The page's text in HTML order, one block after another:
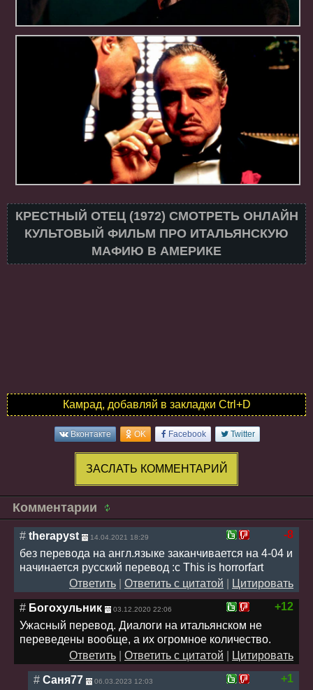
КРЕСТНЫЙ ОТЕЦ (1972) СМОТРЕТЬ ОНЛАЙН
КУЛЬТОВЫЙ ФИЛЬМ ПРО ИТАЛЬЯНСКУЮ
МАФИЮ В АМЕРИКЕ
Камрад, добавляй в закладки Ctrl+D
Вконтакте OK Facebook Twitter
ЗАСЛАТЬ КОММЕНТАРИЙ
Комментарии
-8
# therapyst 14.04.2021 18:29
без перевода на англ.языке заканчивается на 4-04 и
начинается русский перевод :c This is horrorfart
Ответить
Ответить с цитатой
Цитировать
+12
# Богохульник 03.12.2020 22:06
Ужасный перевод. Диалоги на итальянском не
переведены вообще, а их огромное количество.
Ответить
Ответить с цитатой
Цитировать
+1
# Саня77 06.03.2023 12:03